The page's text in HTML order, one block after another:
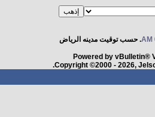
. حسب توقيت مدينه الرياض
Powered by vBulletin®
Copyright ©2000 - 2026,